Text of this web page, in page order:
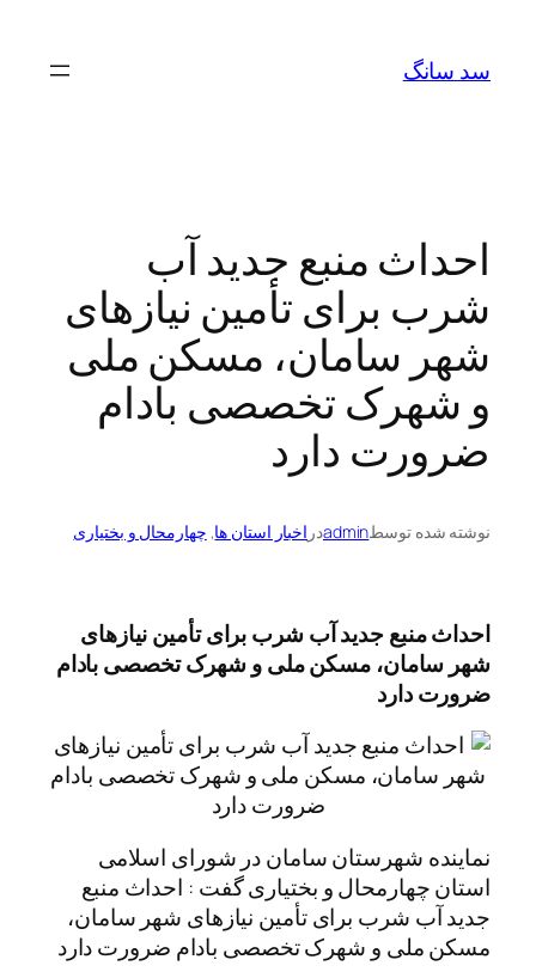
محتواسد سانگ
احداث منبع جدید آب
شرب برای تأمین نیازهای
شهر سامان، مسکن ملی
و شهرک تخصصی بادام
ضرورت دارد
نوشته شده توسطadminدر اخبار استان ها, چهارمحال و بختیاری
احداث منبع جدید آب شرب برای تأمین نیازهای
شهر سامان، مسکن ملی و شهرک تخصصی بادام
ضرورت دارد
نماینده شهرستان سامان در شورای اسلامی
استان چهارمحال و بختیاری گفت : احداث منبع
جدید آب شرب برای تأمین نیازهای شهر سامان،
مسکن ملی و شهرک تخصصی بادام ضرورت دارد